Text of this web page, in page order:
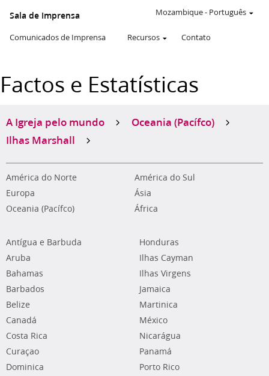
Sala de Imprensa
Comunicados de Imprensa Recursos Contato
Mozambique- Português
Factos e Estatísticas
A Igreja pelo mundo
Oceania (Pacífco)
Ilhas Marshall
América do Norte
América do Sul
Europa
Ásia
Oceania (Pacífco)
África
Antígua e Barbuda
Aruba
Bahamas
Barbados
Belize
Canadá
Costa Rica
Curaçao
Dominica
Honduras
Ilhas Cayman
Ilhas Virgens
Jamaica
Martinica
México
Nicarágua
Panamá
Porto Rico